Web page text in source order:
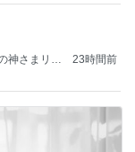
神さまリー
23時間前